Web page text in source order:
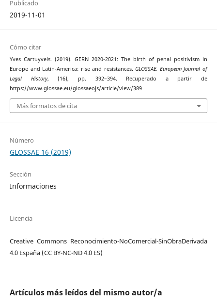
Publicado
2019-11-01
Cómo citar
Yves Cartuyvels. (2019). GERN 2020-2021: The birth of penal positivism in
Europe and Latin-America: rise and resistances.GLOSSAE. European Journal of
Legal History, (16), pp. 392–394. Recuperado a partir de
https://www.glossae.eu/glossaeojs/article/view/389
Más formatos de cita
Número
GLOSSAE 16 (2019)
Sección
Informaciones
Licencia
Creative Commons Reconocimiento-NoComercial-SinObraDerivada
4.0 España (CC BY-NC-ND 4.0 ES)
Artículos más leídos del mismo autor/a